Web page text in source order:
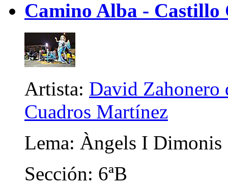
Camino Alba - Castillo
Artista: David Zahonero
Cuadros Martínez
Lema: Àngels I Dimonis
Sección: 6ªB